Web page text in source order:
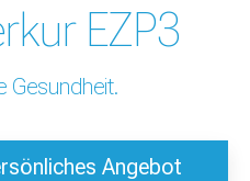
EZP3
Gesundheit.
Angebot